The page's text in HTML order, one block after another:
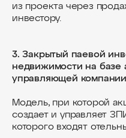
из проекта через
инвестору.
3. Закрытый паевой
недвижимости на
управляющей компании
Модель, при которой
создает и управляет
которого входят